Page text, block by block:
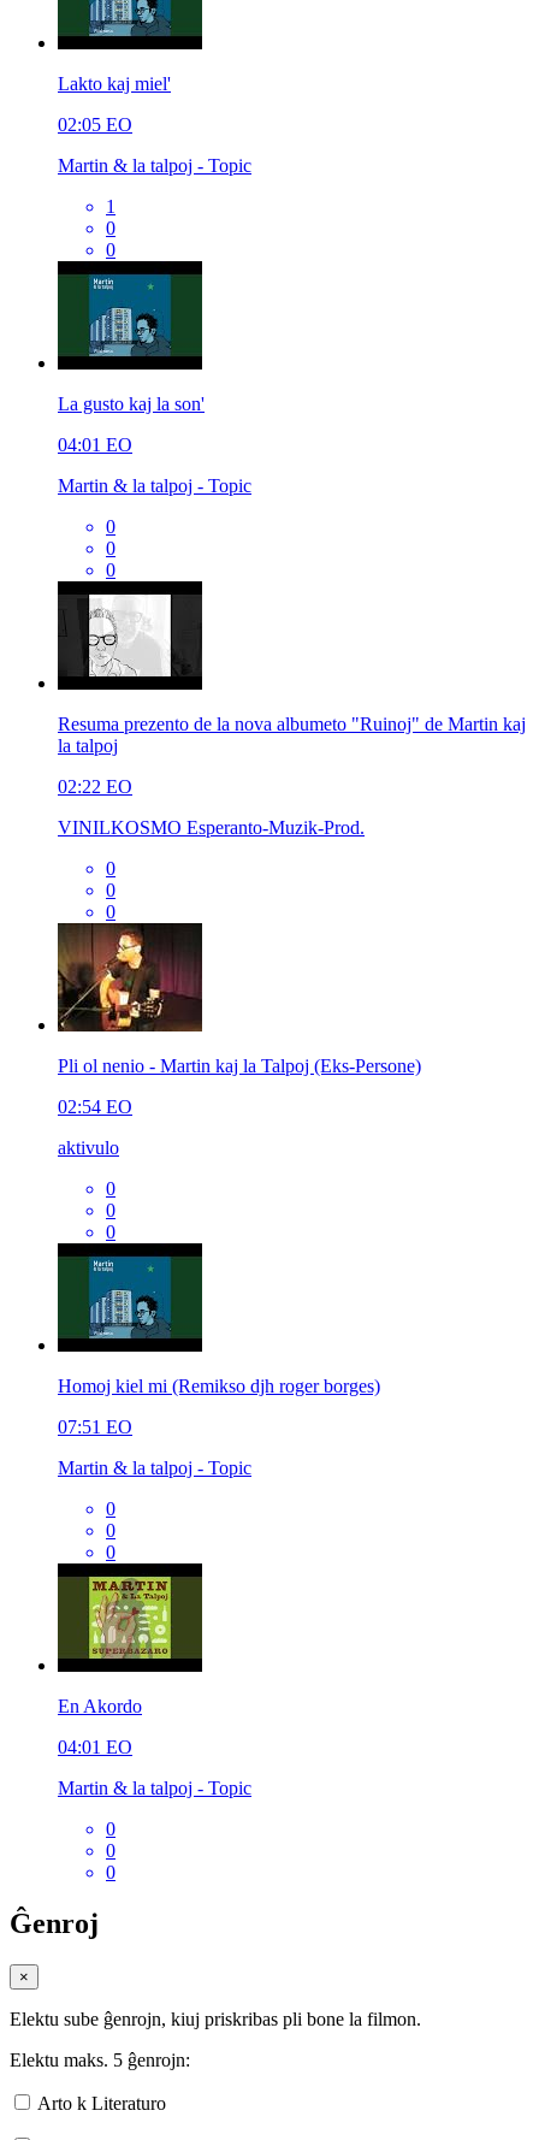
Lakto kaj miel'
02:05 EO
Martin & la talpoj - Topic
1
0
0
La gusto kaj la son'
04:01 EO
Martin & la talpoj - Topic
0
0
0
Resuma prezento de la nova albumeto "Ruinoj" de Martin kaj
la talpoj
02:22 EO
VINILKOSMO Esperanto-Muzik-Prod.
0
0
0
Pli ol nenio - Martin kaj la Talpoj (Eks-Persone)
02:54 EO
aktivulo
0
0
0
Homoj kiel mi (Remikso djh roger borges)
07:51 EO
Martin & la talpoj - Topic
0
0
0
En Akordo
04:01 EO
Martin & la talpoj - Topic
0
0
0
Ĝenroj
×
Elektu sube ĝenrojn, kiuj priskribas pli bone la filmon.
Elektu maks. 5 ĝenrojn:
Arto k Literaturo